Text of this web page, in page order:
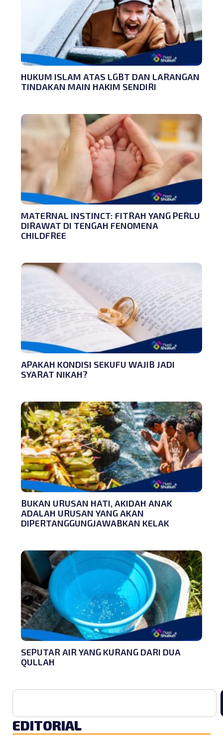
HUKUM ISLAM ATAS LGBT DAN LARANGAN
TINDAKAN MAIN HAKIM SENDIRI
MATERNAL INSTINCT: FITRAH YANG PERLU
DIRAWAT DI TENGAH FENOMENA
CHILDFREE
APAKAH KONDISI SEKUFU WAJIB JADI
SYARAT NIKAH?
BUKAN URUSAN HATI, AKIDAH ANAK
ADALAH URUSAN YANG AKAN
DIPERTANGGUNGJAWABKAN KELAK
SEPUTAR AIR YANG KURANG DARI DUA
QULLAH
EDITORIAL